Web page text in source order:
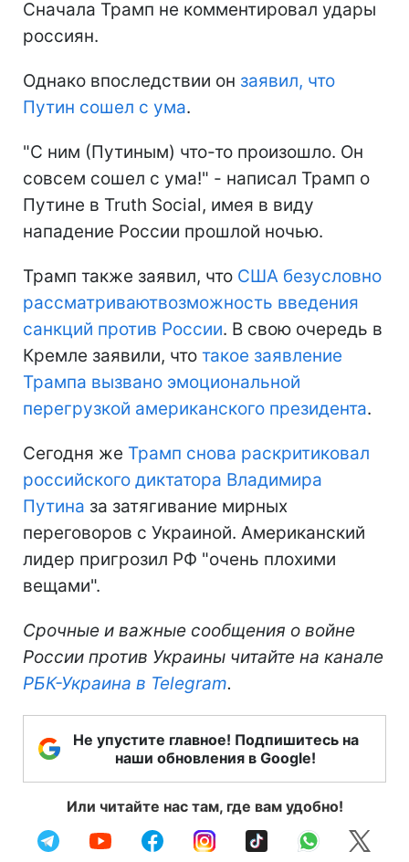
Сначала Трамп не комментировал удары
россиян.
Однако впоследствии он заявил, что
Путин сошел с ума.
"С ним (Путиным) что-то произошло. Он
совсем сошел с ума!" - написал Трамп о
Путине в Truth Social, имея в виду
нападение России прошлой ночью.
Трамп также заявил, что США безусловно
рассматриваютвозможность введения
санкций против России. В свою очередь в
Кремле заявили, что такое заявление
Трампа вызвано эмоциональной
перегрузкой американского президента.
Сегодня же Трамп снова раскритиковал
российского диктатора Владимира
Путина за затягивание мирных
переговоров с Украиной. Американский
лидер пригрозил РФ "очень плохими
вещами".
Срочные и важные сообщения о войне
России против Украины читайте на канале
РБК-Украина в Telegram.
Не упустите главное! Подпишитесь на
наши обновления в Google!
Или читайте нас там, где вам удобно!